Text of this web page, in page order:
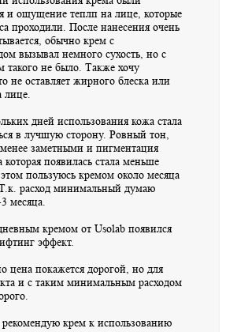
и ощущение теплп на лице, которые
проходили. После нанесения очень
обычно крем с
вызывал немного сухость, но с
такого не было. Также хочу
не оставляет жирного блеска или
лице.
дней использования кожа стала
в лучшую сторону. Ровный тон,
заметными и пигментация
которая появилась стала меньше
пользуюсь кремом около месяца
расход минимальный думаю
месяца.
кремом от Usolab появился
эффект.
цена покажется дорогой, но для
и с таким минимальным расходом
крем к использованию